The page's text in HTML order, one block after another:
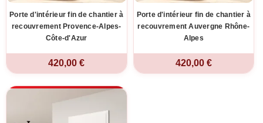
Porte d'intérieur fin de chantier à
recouvrement Provence-Alpes-
Côte-d'Azur
420,00 €
Porte d'intérieur fin de chantier à
recouvrement Auvergne Rhône-
Alpes
420,00 €